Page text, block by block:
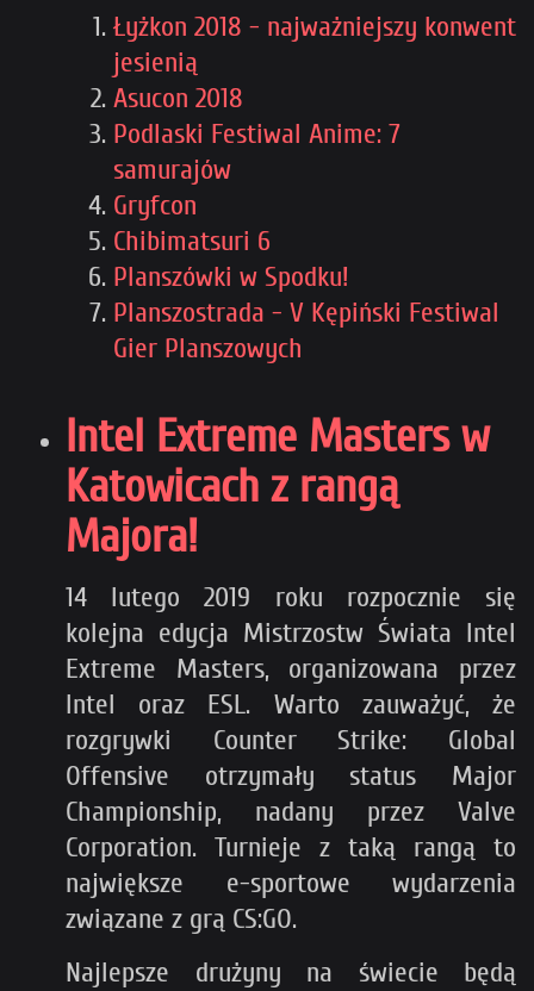
Łyżkon 2018 - najważniejszy konwent
jesienią
Asucon 2018
Podlaski Festiwal Anime: 7
samurajów
Gryfcon
Chibimatsuri 6
Planszówki w Spodku!
Planszostrada - V Kępiński Festiwal
Gier Planszowych
Intel Extreme Masters w
Katowicach z rangą
Majora!
14 lutego 2019 roku rozpocznie się
kolejna edycja Mistrzostw Świata Intel
Extreme Masters, organizowana przez
Intel oraz ESL. Warto zauważyć, że
rozgrywki Counter Strike: Global
Offensive otrzymały status Major
Championship, nadany przez Valve
Corporation. Turnieje z taką rangą to
największe e-sportowe wydarzenia
związane z grą CS:GO.
Najlepsze drużyny na świecie będą